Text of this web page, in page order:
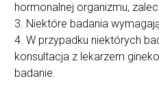
hormonalnej organizmu,
3. Niektóre badania
4. W przypadku niektórych
konsultacja z lekarzem
badanie.